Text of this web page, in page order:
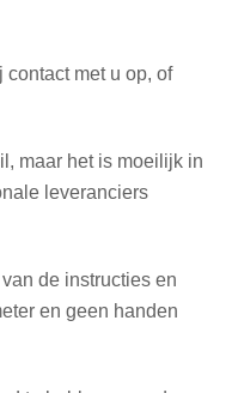
met u op, of
maar het is moeilijk in
leveranciers
de instructies en
en geen handen